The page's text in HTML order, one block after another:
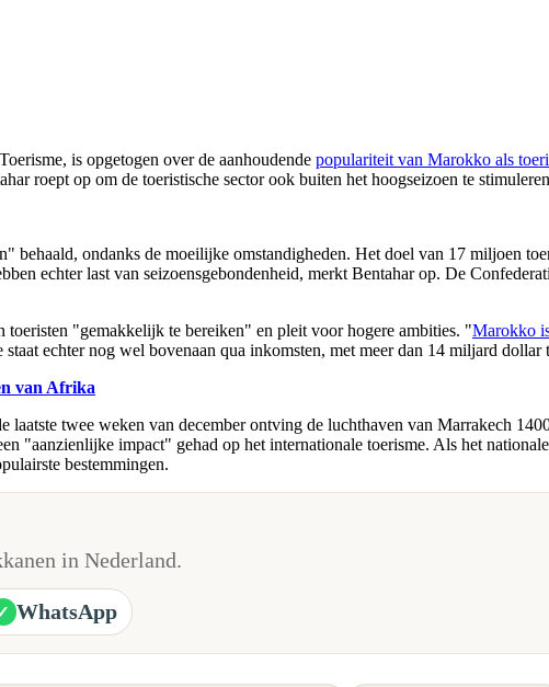
is opgetogen over de aanhoudende populariteit van Marokko als
roept op om de toeristische sector ook buiten het hoogseizoen te
behaald, ondanks de moeilijke omstandigheden. Het doel van 17 miljoen
echter last van seizoensgebondenheid, merkt Bentahar op. De
"gemakkelijk te bereiken" en pleit voor hogere ambities. "Marokko
echter nog wel bovenaan qua inkomsten, met meer dan 14 miljard
van Afrika
twee weken van december ontving de luchthaven van Marrakech
"aanzienlijke impact" gehad op het internationale toerisme. Als het
bestemmingen.
in Nederland.
WhatsApp